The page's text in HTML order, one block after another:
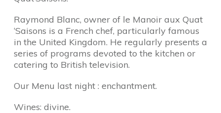
Raymond Blanc, owner of le Manoir aux Quat
‘Saisons is a French chef, particularly famous
in the United Kingdom. He regularly presents a
series of programs devoted to the kitchen or
catering to British television.
Our Menu last night : enchantment.
Wines: divine.